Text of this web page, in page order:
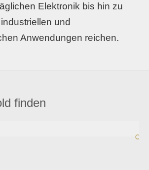
Elektronik bis hin zu
und
Anwendungen reichen.
finden